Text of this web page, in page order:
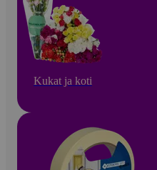
Kukat ja koti